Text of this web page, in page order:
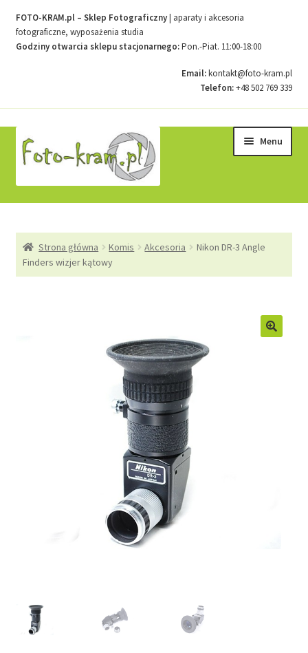
FOTO-KRAM.pl – Sklep Fotograficzny| aparaty i akcesoria
fotograficzne, wyposażenia studia
Godziny otwarcia sklepu stacjonarnego:Pon.-Piat. 11:00-18:00
Email:kontakt@foto-kram.pl
Telefon:+48 502 769 339
do
nawigacji
do
treści
Menu
Kontakt
Strona główna Komis Akcesoria
Nikon DR-3 Angle
Finders wizjer kątowy